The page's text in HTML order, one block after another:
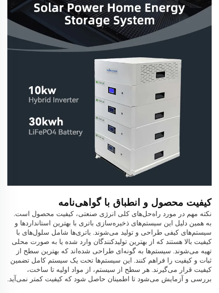
کیفیت محصول و انطباق با گواهی‌نامه
نکته مهم در مورد راه‌حل‌های کلی انرژی صنعتی، کیفیت محصول است.
به همین دلیل این سیستم‌های ذخیره‌سازی باتری با بهترین استانداردها و
سیستم‌های کیفی طراحی و تولید می‌شوند. باتری‌ها شامل سلول‌های با
کیفیت بالا هستند که از بهترین تولیدکنندگان وارد شده یا به صورت محلی
تهیه می‌شوند. سیستم‌ها به گونه‌ای طراحی شده‌اند که بهترین سطح از
ثبات و کیفیت را فراهم کنند. این سیستم‌ها تحت یک سیستم کامل تضمین
کیفیت قرار می‌گیرند. هر سطح از سیستم، از مواد اولیه تا ساخت،
بررسی و آزمایش می‌شود تا اطمینان حاصل شود که کیفیت کمتر نمی‌آید.